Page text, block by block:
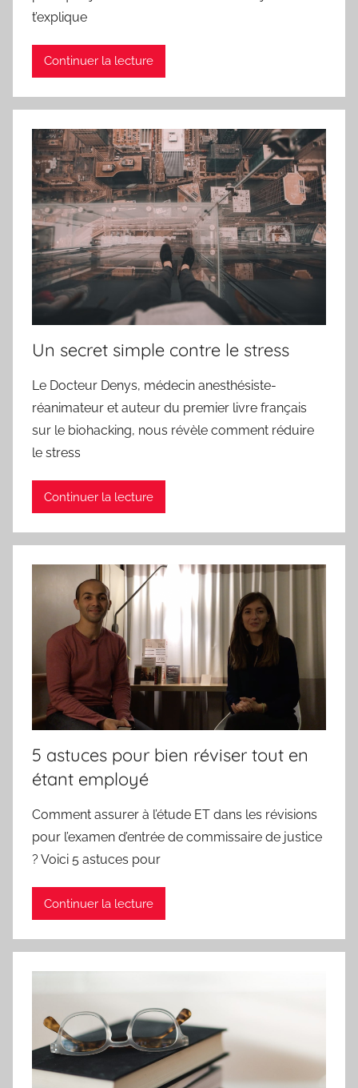
t’explique
Continuer la lecture
Un secret simple contre le stress
Le Docteur Denys, médecin anesthésiste-
réanimateur et auteur du premier livre français
sur le biohacking, nous révèle comment réduire
le stress
Continuer la lecture
5 astuces pour bien réviser tout en
étant employé
Comment assurer à l’étude ET dans les révisions
pour l’examen d’entrée de commissaire de justice
? Voici 5 astuces pour
Continuer la lecture